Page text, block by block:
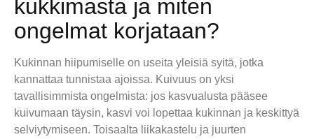
kukkimasta ja miten
ongelmat korjataan?
Kukinnan hiipumiselle on useita yleisiä syitä, jotka
kannattaa tunnistaa ajoissa. Kuivuus on yksi
tavallisimmista ongelmista: jos kasvualusta pääsee
kuivumaan täysin, kasvi voi lopettaa kukinnan ja keskittyä
selviytymiseen. Toisaalta liikakastelu ja juurten